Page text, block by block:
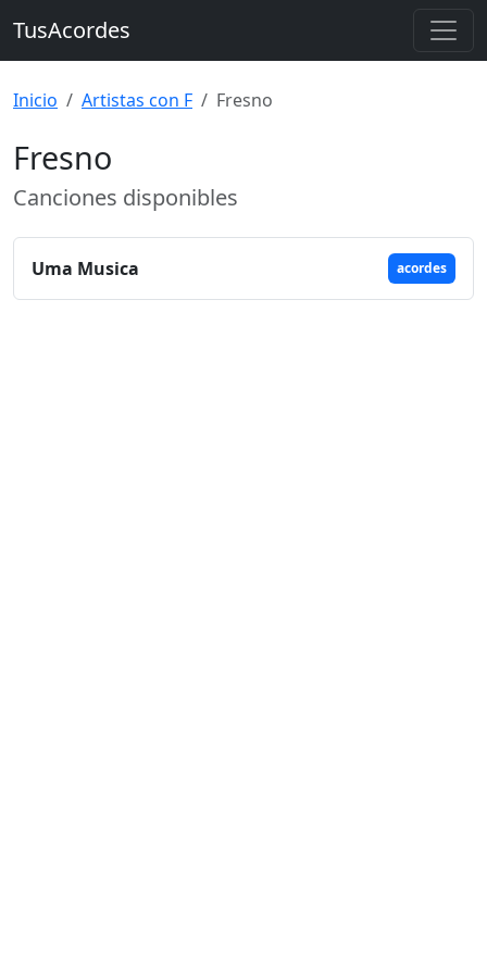
TusAcordes
Inicio Artistas con F Fresno
Fresno
Canciones disponibles
Uma Musica acordes